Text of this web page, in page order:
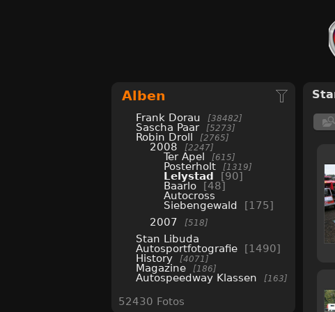
Alben
Frank Dorau 38482
Sascha Paar 5273
Robin Droll 2765
2008 2247
Ter Apel 615
Posterholt 1319
Lelystad
90
Baarlo
48
Autocross
Siebengewald
175
2007
518
Stan Libuda
Autosportfotografie
1490
History
4071
Magazine 186
Autospeedway Klassen 163
52430 Fotos